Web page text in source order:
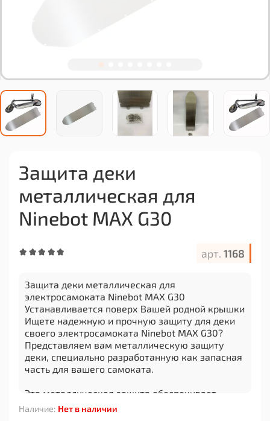
арт. 1168
Наличие: Нет в наличии
Защита деки
металлическая для
Ninebot MAX G30
Защита деки металлическая для
электросамоката Ninebot MAX G30
Устанавливается поверх Вашей родной крышки
Ищете надежную и прочную защиту для деки
своего электросамоката Ninebot MAX G30?
Представляем вам металлическую защиту
деки, специально разработанную как запасная
часть для вашего самоката.
Эта металлическая защита обеспечивает
непревзойденную защиту вашей деки от